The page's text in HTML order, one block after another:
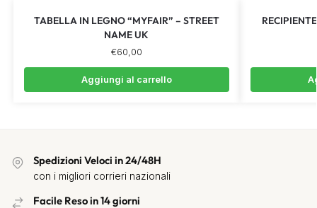
TABELLA IN LEGNO “MYFAIR” – STREET
NAME UK
€60,00
Aggiungi al carrello
Spedizioni Veloci in 24/48H
con i migliori corrieri nazionali
Facile Reso in 14 giorni